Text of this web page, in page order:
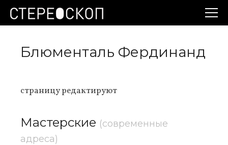
Блюменталь Фердинанд
страницу редактируют
Мастерские (современные
адреса)